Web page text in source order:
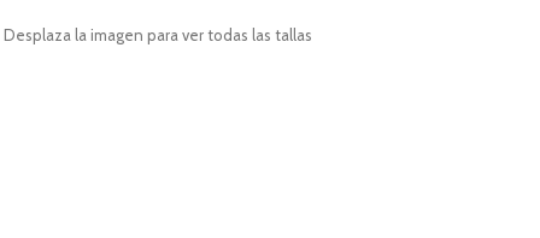
Desplaza la imagen para ver todas las tallas